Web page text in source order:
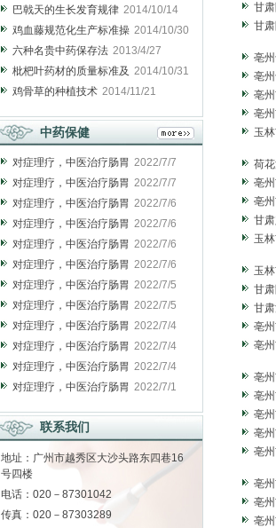
巴戟天的生长发育规律 2014/10/14
鸡血藤规范化生产标准操 2014/10/30
六种名贵中药保存法 2013/4/27
枇杷叶药材的质量标准及 2014/10/31
鸡骨草的种植技术 2014/11/21
中药保健
对症理疗，中医治疗肠胃 2022/7/7
对症理疗，中医治疗肠胃 2022/7/7
对症理疗，中医治疗肠胃 2022/7/6
对症理疗，中医治疗肠胃 2022/7/6
对症理疗，中医治疗肠胃 2022/7/6
对症理疗，中医治疗肠胃 2022/7/6
对症理疗，中医治疗肠胃 2022/7/5
对症理疗，中医治疗肠胃 2022/7/5
对症理疗，中医治疗肠胃 2022/7/4
对症理疗，中医治疗肠胃 2022/7/4
对症理疗，中医治疗肠胃 2022/7/4
对症理疗，中医治疗肠胃 2022/7/1
联系我们
地址：广州市越秀区大沙头路东四巷16
号四楼
电话：020－87301042
传真：020－87303289
甘
甘
亳
亳
亳
亳
玉
荷
亳
亳
甘
玉
玉
甘
甘
亳
亳
亳
亳
亳
亳
亳
亳
亳
亳